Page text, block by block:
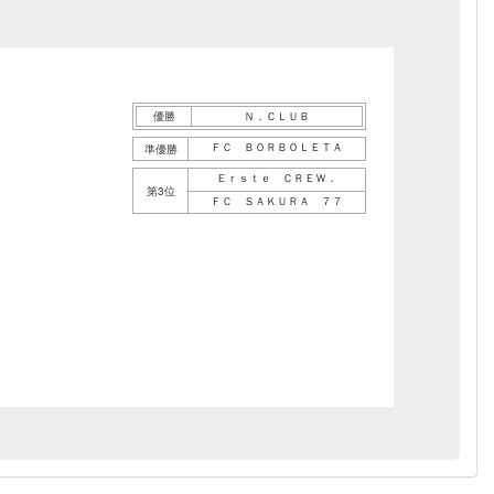
優勝 Ｎ．ＣＬＵＢ
準優勝 ＦＣ ＢＯＲＢＯＬＥＴＡ
第3位
Ｅｒｓｔｅ ＣＲＥＷ．
ＦＣ ＳＡＫＵＲＡ ７７